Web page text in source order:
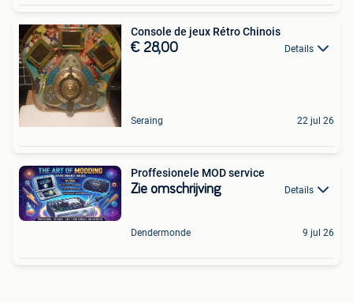
Console de jeux Rétro Chinois
€ 28,00 Details
Seraing 22 jul 26
Proffesionele MOD service
Zie omschrijving Details
Dendermonde 9 jul 26